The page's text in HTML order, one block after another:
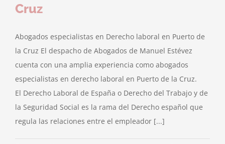
Cruz
Abogados especialistas en Derecho laboral en Puerto de
la Cruz El despacho de Abogados de Manuel Estévez
cuenta con una amplia experiencia como abogados
especialistas en derecho laboral en Puerto de la Cruz.
El Derecho Laboral de España o Derecho del Trabajo y de
la Seguridad Social es la rama del Derecho español que
regula las relaciones entre el empleador [...]